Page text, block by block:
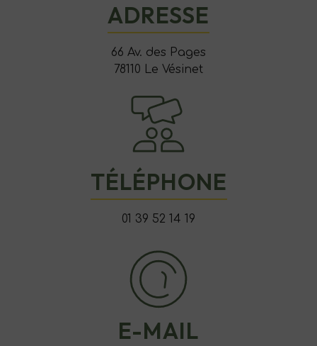
ADRESSE
66 Av. des Pages
78110 Le Vésinet
TÉLÉPHONE
01 39 52 14 19
E-MAIL